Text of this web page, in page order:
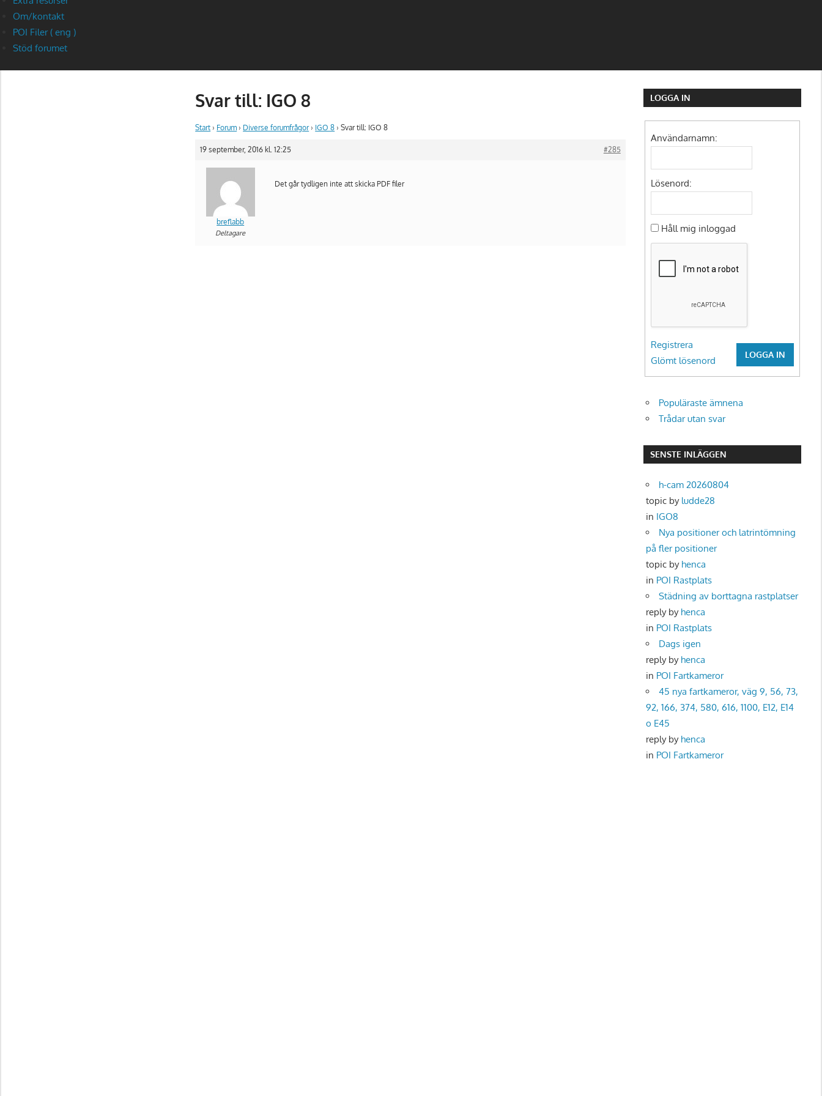
Om/kontakt
POI Filer ( eng )
Stöd forumet
Svar till: IGO 8
Start › Forum › Diverse forumfrågor › IGO 8 › Svar till: IGO 8
19 september, 2016 kl. 12:25 #285
breflabb
Deltagare
Det går tydligen inte att skicka PDF filer
LOGGA IN
Användarnamn:
Lösenord:
Håll mig inloggad
LOGGA IN
Registrera
Glömt lösenord
Populäraste ämnena
Trådar utan svar
SENSTE INLÄGGEN
h-cam 20260804
topic by ludde28
in IGO8
Nya positioner och latrintömning
på fler positioner
topic by henca
in POI Rastplats
Städning av borttagna rastplatser
reply by henca
in POI Rastplats
Dags igen
reply by henca
in POI Fartkameror
45 nya fartkameror, väg 9, 56, 73,
92, 166, 374, 580, 616, 1100, E12, E14
o E45
reply by henca
in POI Fartkameror